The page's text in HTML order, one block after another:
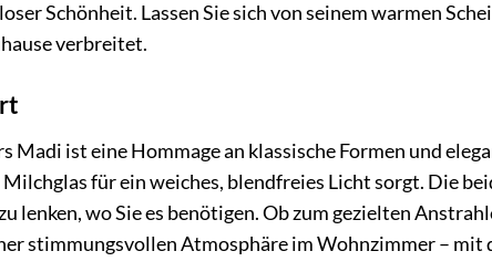
Schönheit. Lassen Sie sich von seinem warmen
verbreitet.
Madi ist eine Hommage an klassische Formen und
Milchglas für ein weiches, blendfreies Licht sorgt. Die
lenken, wo Sie es benötigen. Ob zum gezielten
stimmungsvollen Atmosphäre im Wohnzimmer –